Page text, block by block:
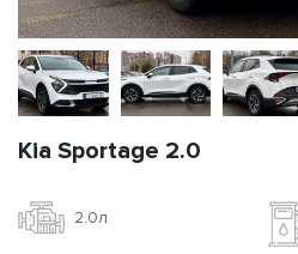
Kia Sportage 2.0
2.0л